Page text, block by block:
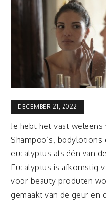
DECEMBER 21, 2022
Je hebt het vast
Shampoo’s, bodylotions
eucalyptus als één van
Eucalyptus is afkomstig
voor beauty produten
gemaakt van de geur en